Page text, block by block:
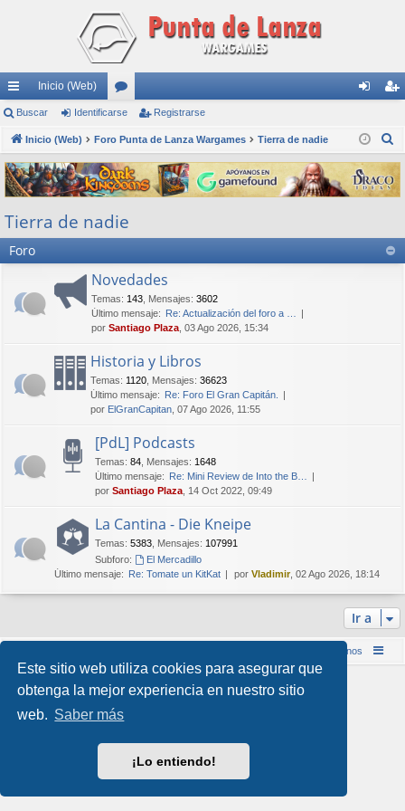
Este sitio web utiliza cookies para asegurar que
obtenga la mejor experiencia en nuestro sitio
web. Saber más
¡Lo entiendo!
nl
ac
es
rá
pi
do
Inicio (Web)
or
os nti
fic
ar
ist
ra
rs
Buscar Identificarse Registrarse
Inicio (Web) Foro Punta de Lanza Wargames Tierra de nadie
s
c
r
Tierra de nadie
Foro
Novedades
Temas: 143 Mensajes: 3602
Último mensaje: Re: Actualización del foro a …
por Santiago Plaza , 03 Ago 2026, 15:34
Historia y Libros
Temas: 1120 Mensajes: 36623
Último mensaje: Re: Foro El Gran Capitán.
por ElGranCapitan , 07 Ago 2026, 11:55
[PdL] Podcasts
Temas: 84 Mensajes: 1648
Último mensaje: Re: Mini Review de Into the B…
por Santiago Plaza , 14 Oct 2022, 09:49
La Cantina - Die Kneipe
Temas: 5383 Mensajes: 107991
Subforo:
El Mercadillo
Último mensaje: Re: Tomate un KitKat por Vladimir, 02 Ago 2026, 18:14
Ir a
Contáctenos
Style porArty & halilesen
Traducción al español por